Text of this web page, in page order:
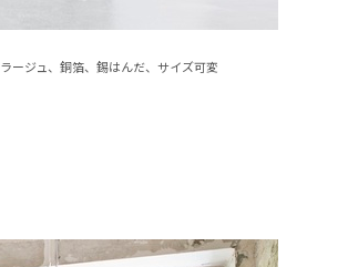
ージュ、銅箔、錫はんだ、サイズ可変